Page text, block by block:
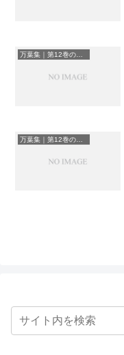
万葉集｜第12巻の和歌一覧
万葉集｜第12巻の和歌一覧